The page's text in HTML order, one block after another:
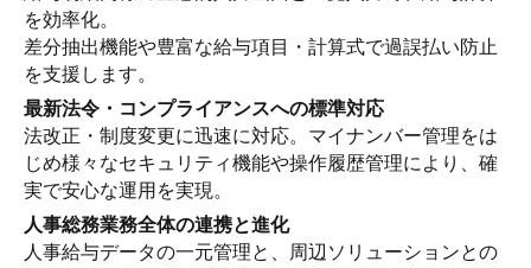
を効率化。
差分抽出機能や豊富な給与項目・計算式で過誤払い防止
を支援します。
最新法令・コンプライアンスへの標準対応
法改正・制度変更に迅速に対応。マイナンバー管理をは
じめ様々なセキュリティ機能や操作履歴管理により、確
実で安心な運用を実現。
人事総務業務全体の連携と進化
人事給与データの一元管理と、周辺ソリューションとの